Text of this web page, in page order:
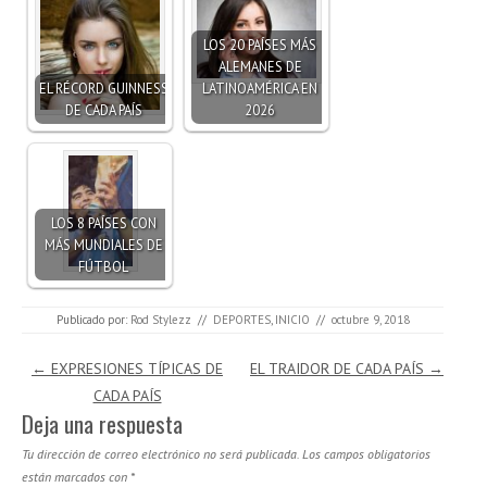
EL RÉCORD GUINNESS
DE CADA PAÍS
LOS 20 PAÍSES MÁS
ALEMANES DE
LATINOAMÉRICA EN
2026
LOS 8 PAÍSES CON
MÁS MUNDIALES DE
FÚTBOL
Publicado por: Rod Stylezz // DEPORTES, INICIO // octubre 9, 2018
Navegación de entradas
← EXPRESIONES TÍPICAS DE
CADA PAÍS
EL TRAIDOR DE CADA PAÍS →
Deja una respuesta
Tu dirección de correo electrónico no será publicada. Los campos obligatorios
están marcados con *